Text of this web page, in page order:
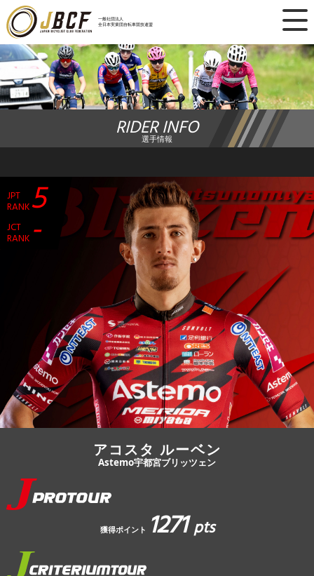
一般社団法人
全日本実業団自転車競技連盟
×
ニュース
レース日程
ランキング
チーム・選手
競技ガイド
加盟・登録
エントリー
JBCF ROAD SERIESとは
RIDER INFO
選手情報
JPT
RANK5
JCT
RANK -
アコスタ ルーベン
Astemo宇都宮ブリッツェン
獲得ポイント 1271pts